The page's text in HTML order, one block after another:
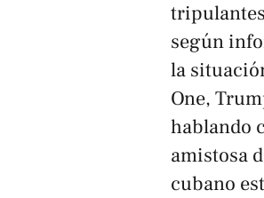
según
la
One,
hablando
amistosa
cubano